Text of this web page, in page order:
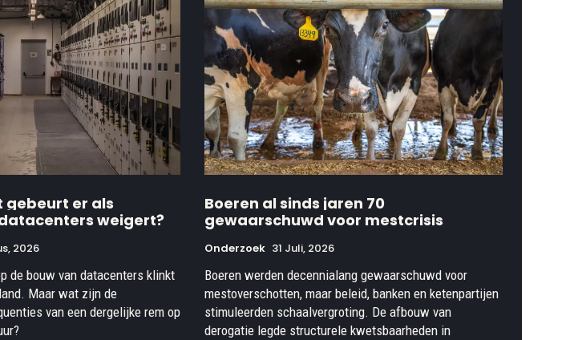
gebeurt er als
weigert?
2026
de bouw van datacenters klinkt
Maar wat zijn de
van een dergelijke rem op
Boeren al sinds jaren 70
gewaarschuwd voor mestcrisis
Onderzoek 31 Juli, 2026
Boeren werden decennialang gewaarschuwd voor
mestoverschotten, maar beleid, banken en ketenpartijen
stimuleerden schaalvergroting. De afbouw van
derogatie legde structurele kwetsbaarheden in